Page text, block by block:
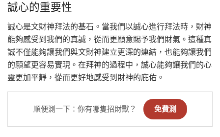
誠心的重要性
誠心是文財神拜法的基石。當我們以誠心進行拜法時，財神
能夠感受到我們的真誠，從而更願意賜予我們財氣。這種真
誠不僅能夠讓我們與文財神建立更深的連結，也能夠讓我們
的願望更容易實現。在拜神的過程中，誠心能夠讓我們的心
靈更加平靜，從而更好地感受到財神的庇佑。
順便測一下：你有哪隻招財獸？ 免費測